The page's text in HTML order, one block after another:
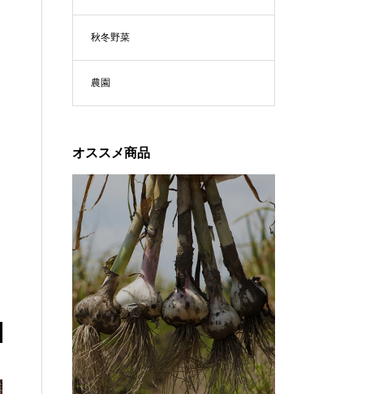
秋冬野菜
農園
オススメ商品